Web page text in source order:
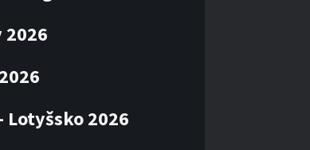
2026
Lotyšsko 2026